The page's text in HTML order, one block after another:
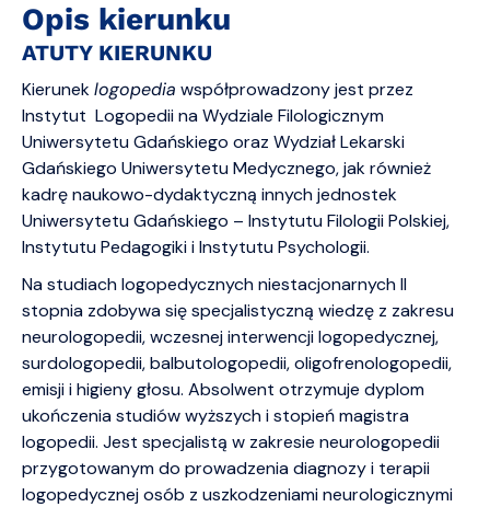
Opis kierunku
ATUTY KIERUNKU
Kieruneklogopedia współprowadzony jest przez
Instytut Logopedii na Wydziale Filologicznym
Uniwersytetu Gdańskiego oraz Wydział Lekarski
Gdańskiego Uniwersytetu Medycznego, jak również
kadrę naukowo-dydaktyczną innych jednostek
Uniwersytetu Gdańskiego – Instytutu Filologii Polskiej,
Instytutu Pedagogiki i Instytutu Psychologii.
Na studiach logopedycznych niestacjonarnych II
stopnia zdobywa się specjalistyczną wiedzę z zakresu
neurologopedii, wczesnej interwencji logopedycznej,
surdologopedii, balbutologopedii, oligofrenologopedii,
emisji i higieny głosu. Absolwent otrzymuje dyplom
ukończenia studiów wyższych i stopień magistra
logopedii. Jest specjalistą w zakresie neurologopedii
przygotowanym do prowadzenia diagnozy i terapii
logopedycznej osób z uszkodzeniami neurologicznymi